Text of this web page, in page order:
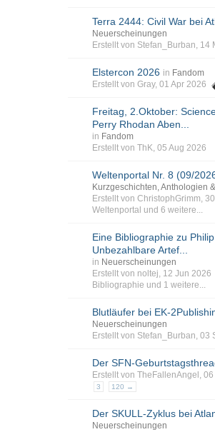
Terra 2444: Civil War bei
Neuerscheinungen
Erstellt von Stefan_Burban, 14
Elstercon 2026 in Fandom
Erstellt von Gray, 01 Apr 2026
Freitag, 2.Oktober:
Perry Rhodan Aben...
in Fandom
Erstellt von ThK, 05 Aug 2026
Weltenportal Nr. 8 (09/
Kurzgeschichten, Anthologien
Erstellt von ChristophGrimm,
Weltenportal und 6 weitere...
Eine Bibliographie zu
Unbezahlbare Artef...
in Neuerscheinungen
Erstellt von noltej, 12 Jun 2026
Bibliographie und 1 weitere...
Blutläufer bei EK-
Neuerscheinungen
Erstellt von Stefan_Burban, 03
Der SFN-
Erstellt von TheFallenAngel,
3 120 →
Der SKULL-Zyklus bei
Neuerscheinungen